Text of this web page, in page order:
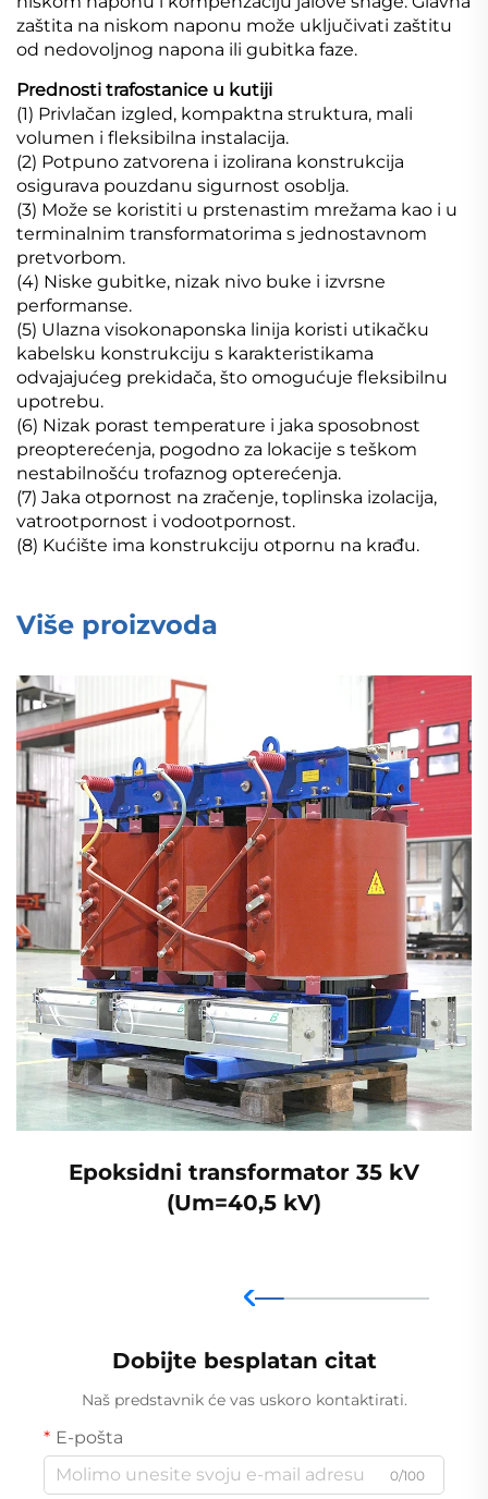
zaštita na niskom naponu može uključivati zaštitu
od nedovoljnog napona ili gubitka faze.
Prednosti trafostanice u kutiji
(1) Privlačan izgled, kompaktna struktura, mali
volumen i fleksibilna instalacija.
(2) Potpuno zatvorena i izolirana konstrukcija
osigurava pouzdanu sigurnost osoblja.
(3) Može se koristiti u prstenastim mrežama kao i u
terminalnim transformatorima s jednostavnom
pretvorbom.
(4) Niske gubitke, nizak nivo buke i izvrsne
performanse.
(5) Ulazna visokonaponska linija koristi utikačku
kabelsku konstrukciju s karakteristikama
odvajajućeg prekidača, što omogućuje fleksibilnu
upotrebu.
(6) Nizak porast temperature i jaka sposobnost
preopterećenja, pogodno za lokacije s teškom
nestabilnošću trofaznog opterećenja.
(7) Jaka otpornost na zračenje, toplinska izolacija,
vatrootpornost i vodootpornost.
(8) Kućište ima konstrukciju otpornu na krađu.
Više proizvoda
Epoksidni transformator 35 kV
(Um=40,5 kV)
Dobijte besplatan citat
Naš predstavnik će vas uskoro kontaktirati.
E-pošta
0/100